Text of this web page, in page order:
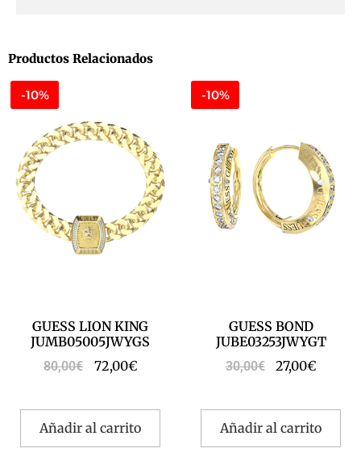
Productos Relacionados
-10%
GUESS LION KING
JUMB05005JWYGS
80,00€ 72,00€
Añadir al carrito
-10%
GUESS BOND
JUBE03253JWYGT
30,00€ 27,00€
Añadir al carrito